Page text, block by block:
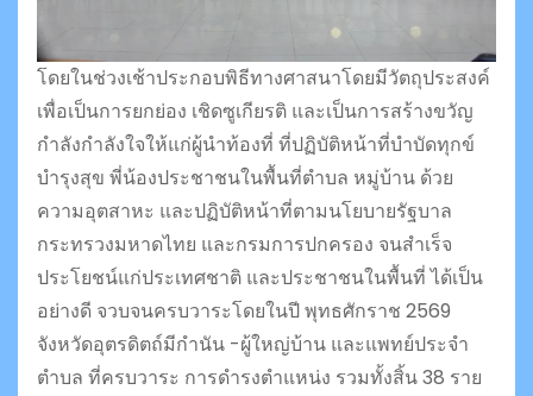
โดยในช่วงเช้าประกอบพิธีทางศาสนาโดยมีวัตถุประสงค์
เพื่อเป็นการยกย่อง เชิดซูเกียรติ และเป็นการสร้างขวัญ
กำลังกำลังใจให้แก่ผู้นำท้องที่ ที่ปฏิบัติหน้าที่บำบัดทุกข์
บำรุงสุข พี่น้องประชาชนในพื้นที่ตำบล หมู่บ้าน ด้วย
ความอุตสาหะ และปฏิบัติหน้าที่ตามนโยบายรัฐบาล
กระทรวงมหาดไทย และกรมการปกครอง จนสำเร็จ
ประโยชน์แก่ประเทศชาติ และประชาชนในพื้นที่ ได้เป็น
อย่างดี จวบจนครบวาระโดยในปี พุทธศักราช 2569
จังหวัดอุตรดิตถ์มีกำนัน -ผู้ใหญ่บ้าน และแพทย์ประจำ
ตำบล ที่ครบวาระ การดำรงตำแหน่ง รวมทั้งสิ้น 38 ราย